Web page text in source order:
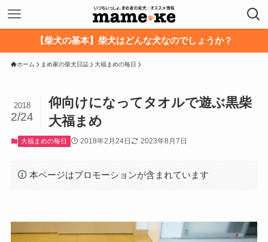
【柴犬の基本】柴犬はどんな犬なのでしょうか？
ホーム まめ家の柴犬日誌 大福まめの毎日
仰向けになってタオルで遊ぶ黒柴
大福まめ
2018
2/24
大福まめの毎日 2018年2月24日 2023年8月7日
本ページはプロモーションが含まれています